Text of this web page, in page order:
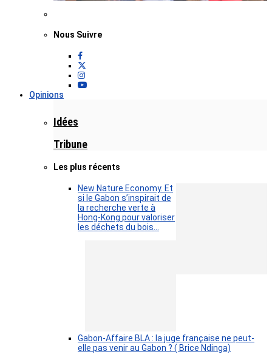
Nous Suivre
Opinions
Idées
Tribune
Les plus récents
New Nature Economy. Et
si le Gabon s’inspirait de
la recherche verte à
Hong-Kong pour valoriser
les déchets du bois…
Gabon-Affaire BLA : la juge française ne peut-
elle pas venir au Gabon ? ( Brice Ndinga)